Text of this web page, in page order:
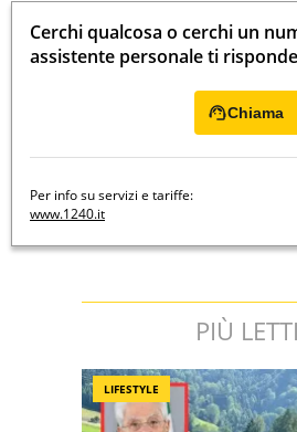
Cerchi qualcosa o cerchi un
assistente personale ti
Chiama
Per info su servizi e tariffe:
www.1240.it
PIÙ LETTI
LIFESTYLE